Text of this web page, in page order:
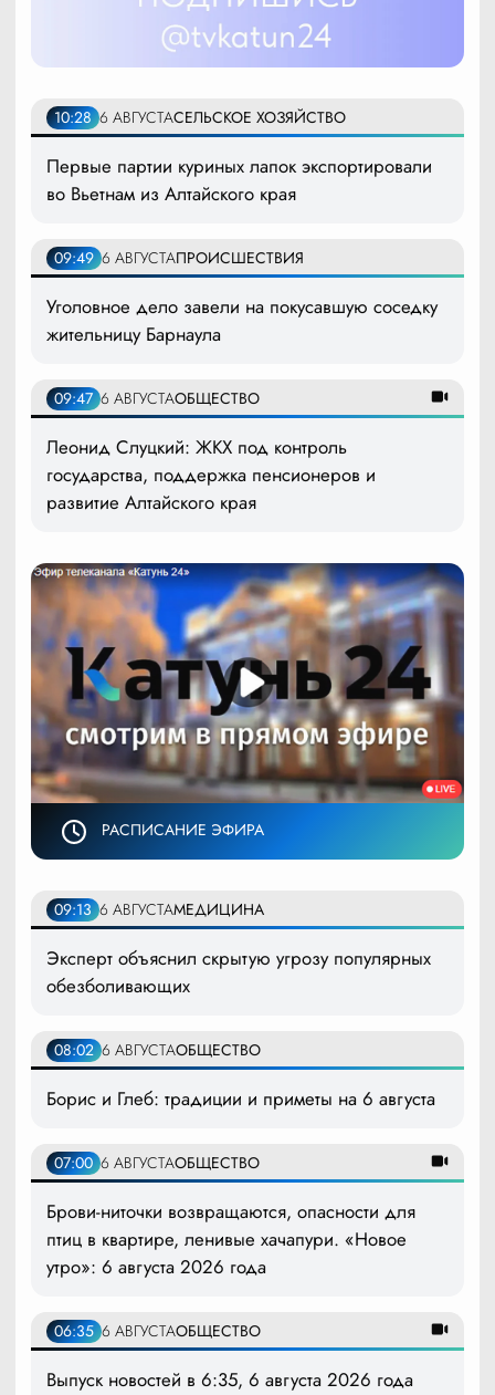
10:28 6 АВГУСТАСЕЛЬСКОЕ ХОЗЯЙСТВО
Первые партии куриных лапок экспортировали
во Вьетнам из Алтайского края
09:49 6 АВГУСТАПРОИСШЕСТВИЯ
Уголовное дело завели на покусавшую соседку
жительницу Барнаула
09:47 6 АВГУСТАОБЩЕСТВО
Леонид Слуцкий: ЖКХ под контроль
государства, поддержка пенсионеров и
развитие Алтайского края
РАСПИСАНИЕ ЭФИРА
09:13 6 АВГУСТАМЕДИЦИНА
Эксперт объяснил скрытую угрозу популярных
обезболивающих
08:02 6 АВГУСТАОБЩЕСТВО
Борис и Глеб: традиции и приметы на 6 августа
07:00 6 АВГУСТАОБЩЕСТВО
Брови-ниточки возвращаются, опасности для
птиц в квартире, ленивые хачапури. «Новое
утро»: 6 августа 2026 года
06:35 6 АВГУСТАОБЩЕСТВО
Выпуск новостей в 6:35, 6 августа 2026 года